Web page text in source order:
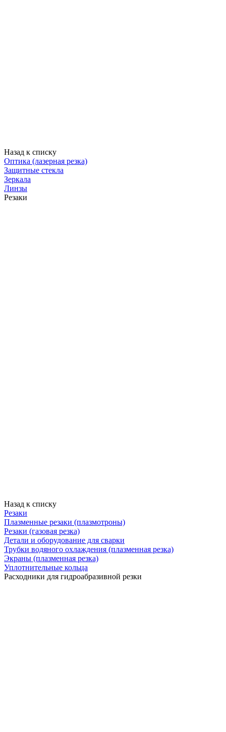
Назад к списку
Оптика (лазерная резка)
Защитные стекла
Зеркала
Линзы
Резаки
Назад к списку
Резаки
Плазменные резаки (плазмотроны)
Резаки (газовая резка)
Детали и оборудование для сварки
Трубки водяного охлаждения (плазменная резка)
Экраны (плазменная резка)
Уплотнительные кольца
Расходники для гидроабразивной резки